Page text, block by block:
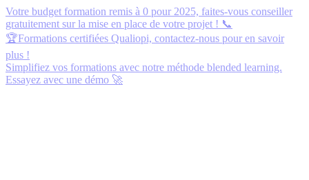
Votre budget formation remis à 0 pour 2025, faites-vous conseiller
gratuitement sur la mise en place de votre projet ! 📞
🏆Formations certifiées Qualiopi, contactez-nous pour en savoir
plus !
Simplifiez vos formations avec notre méthode blended learning.
Essayez avec une démo 🚀